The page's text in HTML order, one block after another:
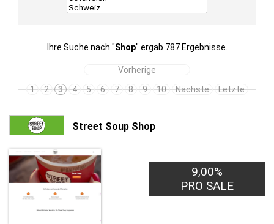
Ihre Suche nach "Shop" ergab 787 Ergebnisse.
Vorherige
1
2 3 4 5 6 7 8 9 10 Nächste Letzte
Street Soup Shop
9,00%
PRO SALE